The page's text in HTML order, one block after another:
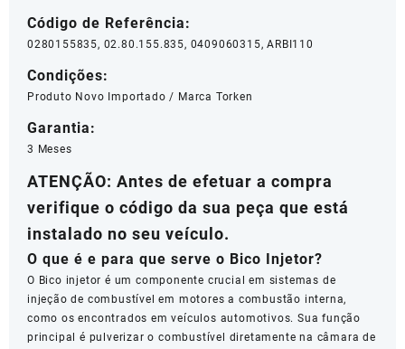
Código de Referência:
0280155835, 02.80.155.835, 0409060315, ARBI110
Condições:
Produto Novo Importado / Marca Torken
Garantia:
3 Meses
ATENÇÃO: Antes de efetuar a compra
verifique o código da sua peça que está
instalado no seu veículo.
O que é e para que serve o Bico Injetor?
O Bico injetor é um componente crucial em sistemas de
injeção de combustível em motores a combustão interna,
como os encontrados em veículos automotivos. Sua função
principal é pulverizar o combustível diretamente na câmara de